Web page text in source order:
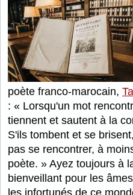
poète franco-marocain,
:
Lorsqu'un mot
tiennent et sautent à la
S'ils tombent et se
pas se rencontrer, à
poète.
Ayez toujours à
bienveillant pour les